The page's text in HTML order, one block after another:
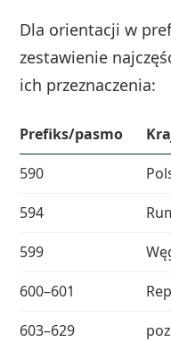
Dla orientacji w
zestawienie
ich przeznaczenia:
Prefiks/pasmo
590
594
599
600–601
603–629